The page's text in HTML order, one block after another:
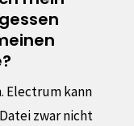
Electrum kann
zwar nicht